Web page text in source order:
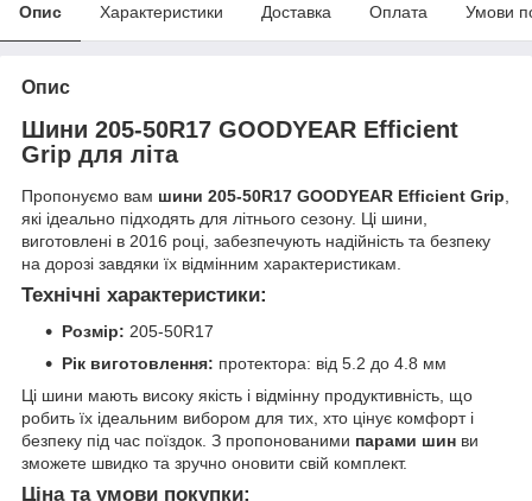
Опис Характеристики Доставка Оплата Умови
Опис
Шини 205-50R17 GOODYEAR Efficient
Grip для літа
Пропонуємо вам шини 205-50R17 GOODYEAR Efficient Grip,
які ідеально підходять для літнього сезону. Ці шини,
виготовлені в 2016 році, забезпечують надійність та безпеку
на дорозі завдяки їх відмінним характеристикам.
Технічні характеристики:
Розмір: 205-50R17
Рік виготовлення: протектора: від 5.2 до 4.8 мм
Ці шини мають високу якість і відмінну продуктивність, що
робить їх ідеальним вибором для тих, хто цінує комфорт і
безпеку під час поїздок. З пропонованими парами шин ви
зможете швидко та зручно оновити свій комплект.
Ціна та умови покупки: